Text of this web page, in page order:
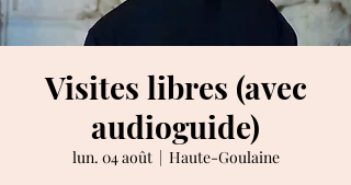
Visites libres (avec
audioguide)
lun. 04 août
  |
Haute-Goulaine